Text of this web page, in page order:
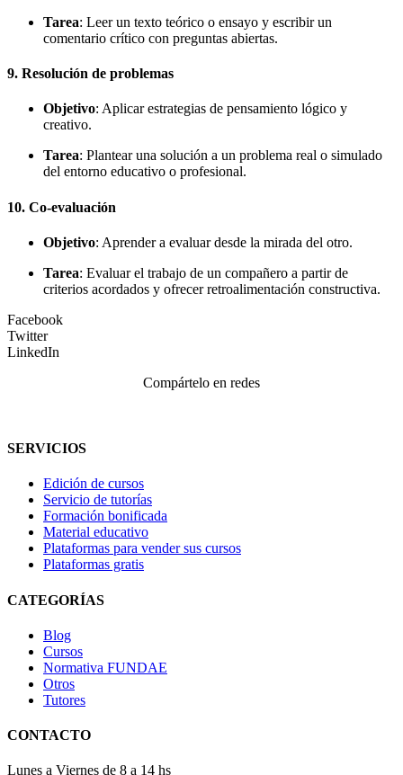
Tarea: Leer un texto teórico o ensayo y escribir un
comentario crítico con preguntas abiertas.
9. Resolución de problemas
Objetivo: Aplicar estrategias de pensamiento lógico y
creativo.
Tarea: Plantear una solución a un problema real o simulado
del entorno educativo o profesional.
10. Co-evaluación
Objetivo: Aprender a evaluar desde la mirada del otro.
Tarea: Evaluar el trabajo de un compañero a partir de
criterios acordados y ofrecer retroalimentación constructiva.
Facebook
Twitter
LinkedIn
Compártelo en redes
SERVICIOS
Edición de cursos
Servicio de tutorías
Formación bonificada
Material educativo
Plataformas para vender sus cursos
Plataformas gratis
CATEGORÍAS
Blog
Cursos
Normativa FUNDAE
Otros
Tutores
CONTACTO
Lunes a Viernes de 8 a 14 hs